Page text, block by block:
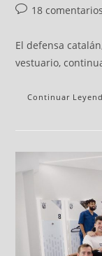
18 comentarios
El defensa
vestuario,
Continuar